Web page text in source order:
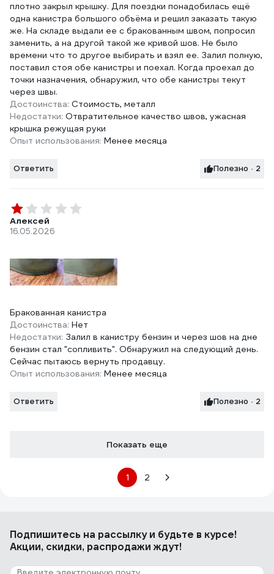
плотно закрыл крышку. Для поездки понадобилась ещё
одна канистра большого объёма и решил заказать такую
же. На складе выдали ее с бракованным швом, попросил
заменить, а на другой такой же кривой шов. Не было
времени что то другое выбирать и взял ее. Залил полную,
поставил стоя обе канистры и поехал. Когда проехал до
точки назначения, обнаружил, что обе канистры текут
через швы.
Достоинства: Стоимость, металл
Недостатки: Отвратительное качество швов, ужасная
крышка режущая руки
Опыт использования: Менее месяца
Ответить Полезно · 2
Алексей
16.05.2026
Бракованная канистра
Достоинства: Нет
Недостатки: Залил в канистру бензин и через шов на дне
бензин стал "сопливить". Обнаружил на следующий день.
Сейчас пытаюсь вернуть продавцу.
Опыт использования: Менее месяца
Ответить Полезно · 2
Показать еще
1 2
Подпишитесь на рассылкуи будьте в курсе!
Акции, скидки, распродажи ждут!